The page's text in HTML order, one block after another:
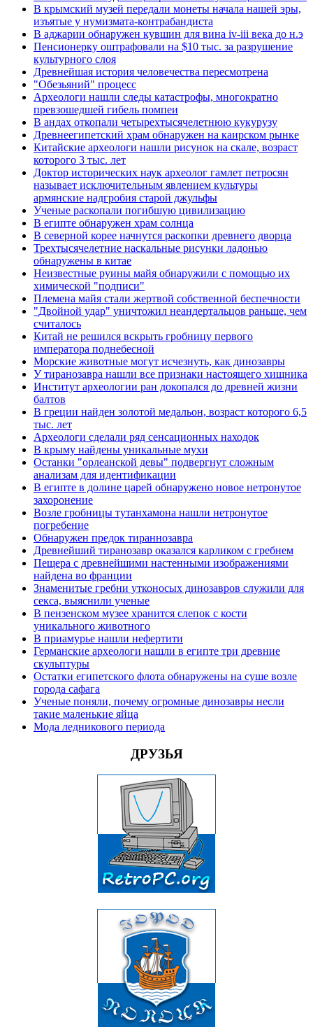
В крымский музей передали монеты начала нашей эры,
изъятые у нумизмата-контрабандиста
В аджарии обнаружен кувшин для вина iv-iii века до н.э
Пенсионерку оштрафовали на $10 тыс. за разрушение
культурного слоя
Древнейшая история человечества пересмотрена
"Обезьяний" процесс
Археологи нашли следы катастрофы, многократно
превзошедшей гибель помпеи
В андах откопали четырехтысячелетнюю кукурузу
Древнеегипетский храм обнаружен на каирском рынке
Китайские археологи нашли рисунок на скале, возраст
которого 3 тыс. лет
Доктор исторических наук археолог гамлет петросян
называет исключительным явлением культуры
армянские надгробия старой джульфы
Ученые раскопали погибшую цивилизацию
В египте обнаружен храм солнца
В северной корее начнутся раскопки древнего дворца
Трехтысячелетние наскальные рисунки ладонью
обнаружены в китае
Неизвестные руины майя обнаружили с помощью их
химической "подписи"
Племена майя стали жертвой собственной беспечности
"Двойной удар" уничтожил неандертальцов раньше, чем
считалось
Китай не решился вскрыть гробницу первого
императора поднебесной
Морские животные могут исчезнуть, как динозавры
У тиранозавра нашли все признаки настоящего хищника
Институт археологии ран докопался до древней жизни
балтов
В греции найден золотой медальон, возраст которого 6,5
тыс. лет
Археологи сделали ряд сенсационных находок
В крыму найдены уникальные мухи
Останки "орлеанской девы" подвергнут сложным
анализам для идентификации
В египте в долине царей обнаружено новое нетронутое
захоронение
Возле гробницы тутанхамона нашли нетронутое
погребение
Обнаружен предок тираннозавра
Древнейший тиранозавр оказался карликом с гребнем
Пещера с древнейшими настенными изображениями
найдена во франции
Знаменитые гребни утконосых динозавров служили для
секса, выяснили ученые
В пензенском музее хранится слепок с кости
уникального животного
В приамурье нашли нефертити
Германские археологи нашли в египте три древние
скульптуры
Остатки египетского флота обнаружены на суше возле
города сафага
Ученые поняли, почему огромные динозавры несли
такие маленькие яйца
Мода ледникового периода
ДРУЗЬЯ